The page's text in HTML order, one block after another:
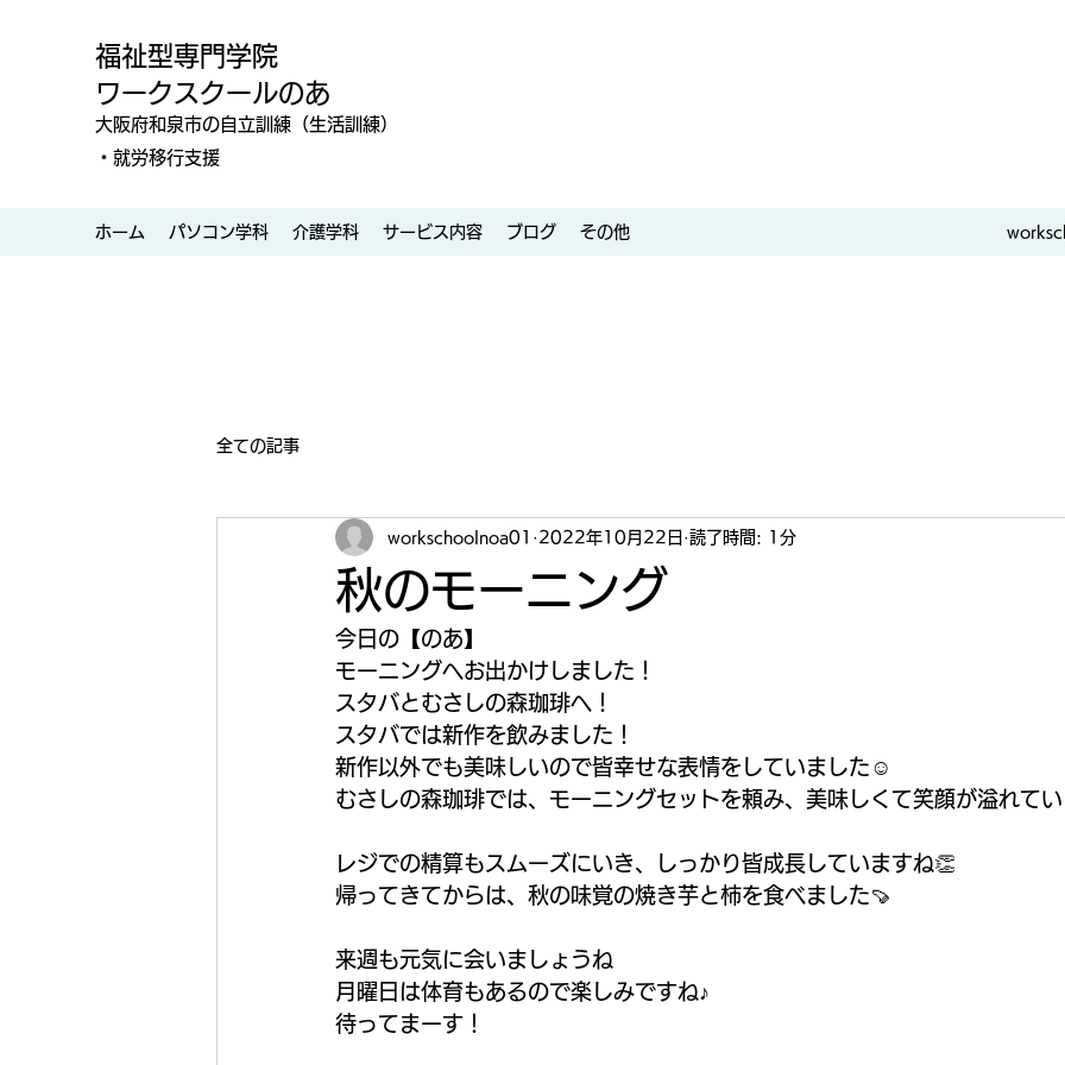
福祉型専門学院
ワークスクールのあ
大阪府和泉市の自立訓練（生活訓練）
・就労移行支援
ホーム パソコン学科 介護学科 サービス内容 ブログ その他
全ての記事
秋のモーニング
workschoolnoa01 2022年10月22日 読了時間: 1分
今日の【のあ】
モーニングへお出かけしました！
スタバとむさしの森珈琲へ！
スタバでは新作を飲みました！
新作以外でも美味しいので皆幸せな表情をしていました☺️
むさしの森珈琲では、モーニングセットを頼み、美味しくて笑顔が溢れてい
レジでの精算もスムーズにいき、しっかり皆成長していますね👏
帰ってきてからは、秋の味覚の焼き芋と柿を食べました🍠
来週も元気に会いましょうね
月曜日は体育もあるので楽しみですね♪
待ってまーす！